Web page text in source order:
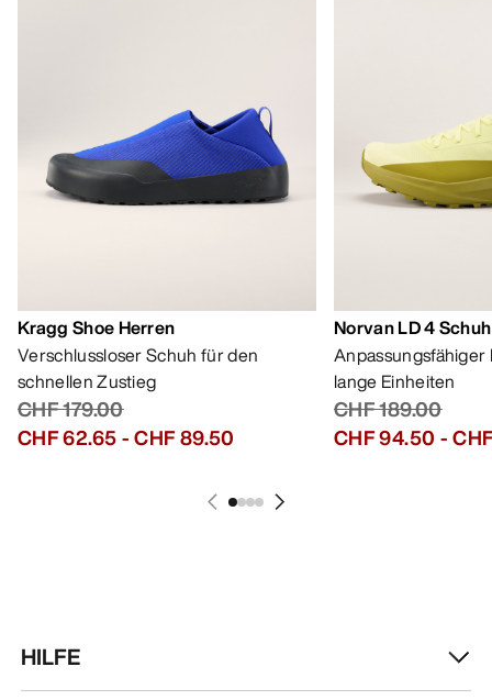
Kragg Shoe Herren
Verschlussloser Schuh für den
schnellen Zustieg
CHF 179.00
CHF 62.65-CHF 89.50
Norvan LD 4
lange Einheiten
CHF 189.00
CHF 94.50 -
HILFE